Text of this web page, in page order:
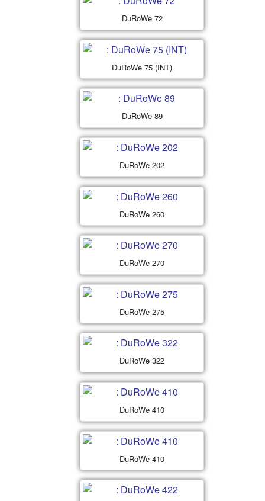
DuRoWe 72
DuRoWe 75 (INT)
DuRoWe 89
DuRoWe 202
DuRoWe 260
DuRoWe 270
DuRoWe 275
DuRoWe 322
DuRoWe 410
DuRoWe 410